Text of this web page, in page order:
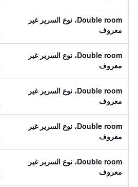
Double room، نوع السرير غير
معروف
Double room، نوع السرير غير
معروف
Double room، نوع السرير غير
معروف
Double room، نوع السرير غير
معروف
Double room، نوع السرير غير
معروف